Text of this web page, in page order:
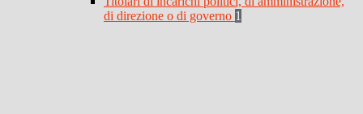
di direzione o di governo 1